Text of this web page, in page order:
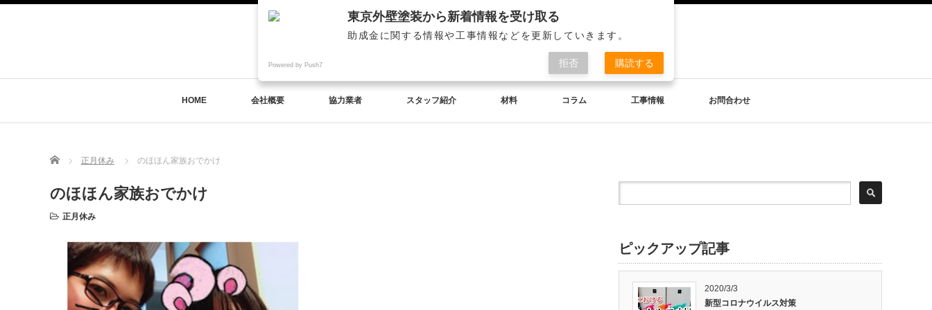
HOME 会社概要 協力業者 スタッフ紹介 材料 コラム 工事情報 お問合わせ
Home 正月休み のほほん家族おでかけ
のほほん家族おでかけ
正月休み
ピックアップ記事
2020/3/3
新型コロナウイルス対策
東京外壁塗装から新着情報を受け取る
助成金に関する情報や工事情報などを更新していきます。
Powered by Push7 拒否 購読する